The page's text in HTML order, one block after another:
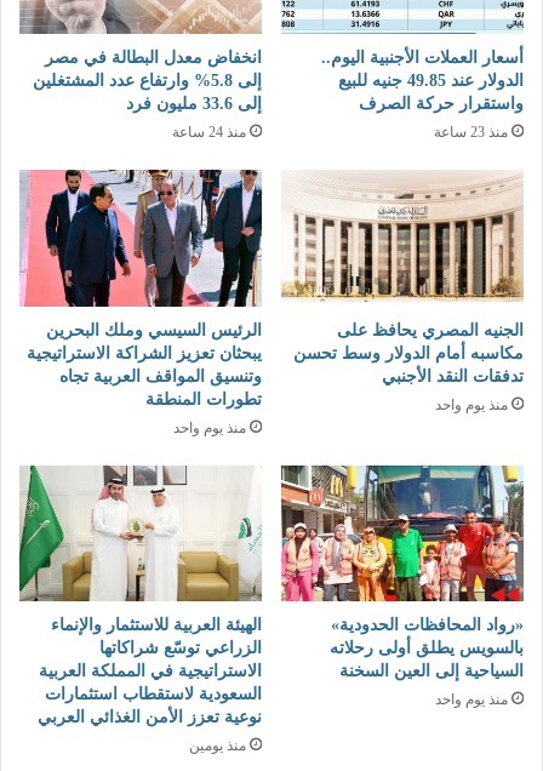
أسعار العملات الأجنبية اليوم..
الدولار عند 49.85 جنيه للبيع
واستقرار حركة الصرف
منذ 23 ساعة
انخفاض معدل البطالة في مصر
إلى 5.8% وارتفاع عدد المشتغلين
إلى 33.6 مليون فرد
منذ 24 ساعة
الجنيه المصري يحافظ على
مكاسبه أمام الدولار وسط تحسن
تدفقات النقد الأجنبي
منذ يوم واحد
الرئيس السيسي وملك البحرين
يبحثان تعزيز الشراكة الاستراتيجية
وتنسيق المواقف العربية تجاه
تطورات المنطقة
منذ يوم واحد
«رواد المحافظات الحدودية»
بالسويس يطلق أولى رحلاته
السياحية إلى العين السخنة
منذ يوم واحد
الهيئة العربية للاستثمار والإنماء
الزراعي توسّع شراكاتها
الاستراتيجية في المملكة العربية
السعودية لاستقطاب استثمارات
نوعية تعزز الأمن الغذائي العربي
منذ يومين